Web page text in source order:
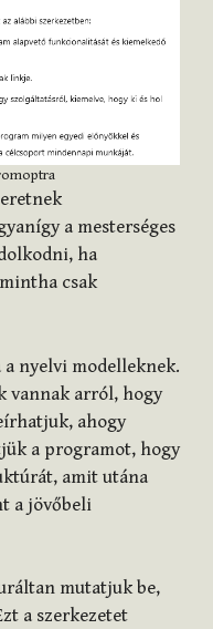
a mesterséges
ha
csak
a nyelvi modelleknek.
vannak arról, hogy
ahogy
a programot, hogy
amit utána
a jövőbeli
mutatjuk be,
a szerkezetet